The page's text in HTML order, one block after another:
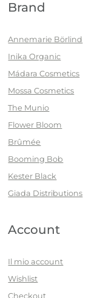
Brand
Annemarie Börlind
Inika Organic
Mádara Cosmetics
Mossa Cosmetics
The Munio
Flower Bloom
Brûmée
Booming Bob
Kester Black
Giada Distributions
Account
Il mio account
Wishlist
Checkout